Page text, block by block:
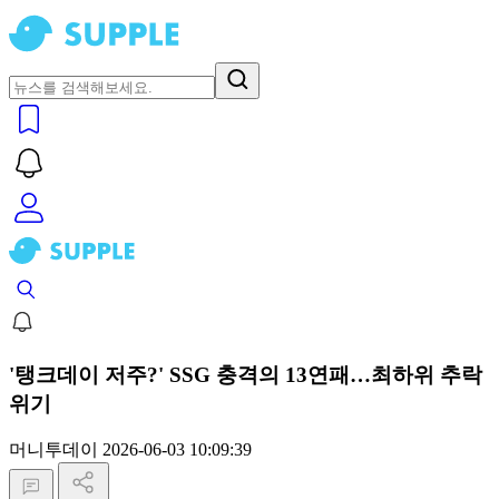
'탱크데이 저주?' SSG 충격의 13연패…최하위 추락
위기
머니투데이 2026-06-03 10:09:39